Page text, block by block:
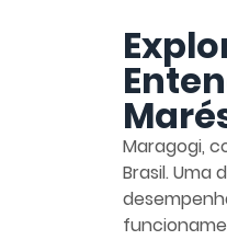
Maragogi,
Brasil.